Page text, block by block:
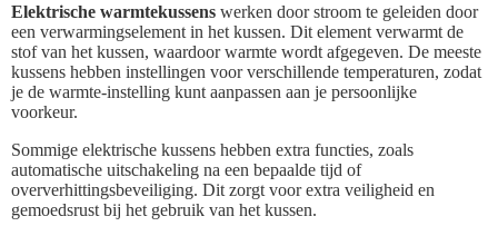
Elektrische warmtekussens werken door stroom te geleiden door
een verwarmingselement in het kussen. Dit element verwarmt de
stof van het kussen, waardoor warmte wordt afgegeven. De meeste
kussens hebben instellingen voor verschillende temperaturen, zodat
je de warmte-instelling kunt aanpassen aan je persoonlijke
voorkeur.
Sommige elektrische kussens hebben extra functies, zoals
automatische uitschakeling na een bepaalde tijd of
oververhittingsbeveiliging. Dit zorgt voor extra veiligheid en
gemoedsrust bij het gebruik van het kussen.